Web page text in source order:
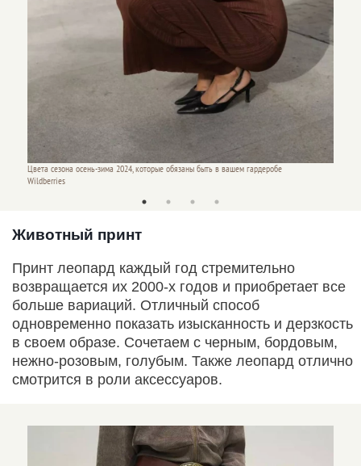
Цвета сезона осень-зима 2024, которые обязаны быть в вашем гардеробе
Wildberries
Животный принт
Принт леопард каждый год стремительно
возвращается их 2000-х годов и приобретает все
больше вариаций. Отличный способ
одновременно показать изысканность и дерзкость
в своем образе. Сочетаем с черным, бордовым,
нежно-розовым, голубым. Также леопард отлично
смотрится в роли аксессуаров.